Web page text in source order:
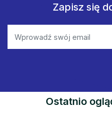
Zapisz się
Ostatnio